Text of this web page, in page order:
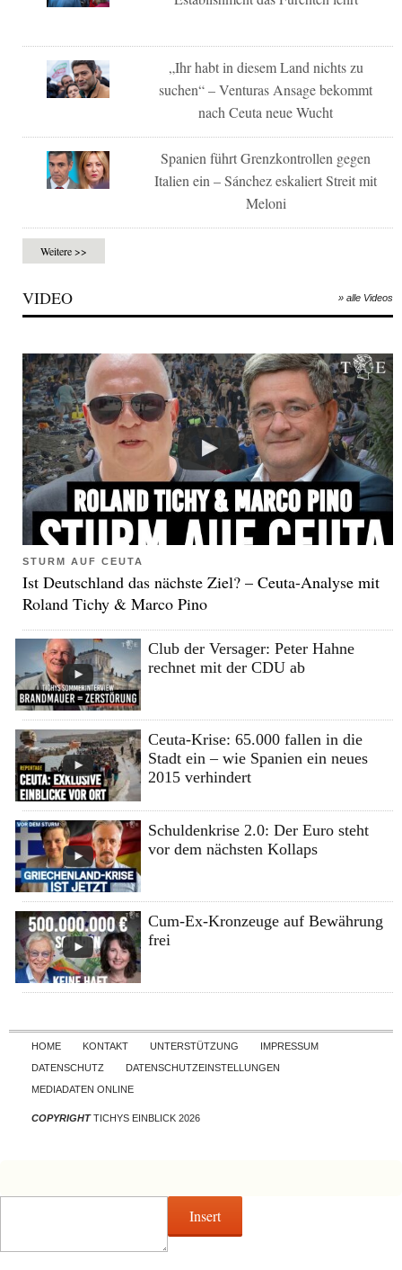
„Ihr habt in diesem Land nichts zu
suchen“ – Venturas Ansage bekommt
nach Ceuta neue Wucht
Spanien führt Grenzkontrollen gegen
Italien ein – Sánchez eskaliert Streit mit
Meloni
Weitere >>
VIDEO » alle Videos
STURM AUF CEUTA
Ist Deutschland das nächste Ziel? – Ceuta-Analyse mit
Roland Tichy & Marco Pino
Club der Versager: Peter Hahne
rechnet mit der CDU ab
Ceuta-Krise: 65.000 fallen in die
Stadt ein – wie Spanien ein neues
2015 verhindert
Schuldenkrise 2.0: Der Euro steht
vor dem nächsten Kollaps
Cum-Ex-Kronzeuge auf Bewährung
frei
Skip to content
HOME KONTAKT UNTERSTÜTZUNG
IMPRESSUM
DATENSCHUTZ
DATENSCHUTZEINSTELLUNGEN
MEDIADATEN ONLINE
COPYRIGHTTICHYS EINBLICK 2026
Insert